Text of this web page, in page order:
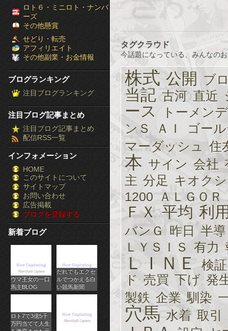
［ブ
ロ
グ
ラ
ン
キ
ン
グ］-
株
FX
競
馬
パ
チ
ス
ロ
オ
ロト６・ミニロト・ナンバ
ーズ
その他懸賞
せどり・転売
アフィリエイト
その他副業・お金情報
ブログランキング
注目ブログランキング
注目ブログ記事まとめ
注目ブログ記事まとめ
配信RSS一覧
インフォメーション
HOME
このサイトについて
サイトマップ
お問い合わせ
広告掲載
ブログを登録する
新着ブログ
ウマ王女の一口
馬主BLOG
だれでもエクセ
ルでつかえる白
い競馬新聞
ロト7で3億5千
万円当てて人生
タグクラウド
今話題になっている、みんなの
株式 公開 ブ
当記 古河 直近
ース
トーメン
ンＳ
ＡＩ
ゴー
マーダッシュ 住
本 サイン 会社
主 分足
キオク
1200 ＡＬＧＯＲ
ＦＸ 平均 利
バンＧ 昨日
半導
ＬＹＳＩＳ 有力
ＬＩＮＥ 検証
ド 売買 下げ 発
製鉄 企業 馴染
穴馬 水着 取引